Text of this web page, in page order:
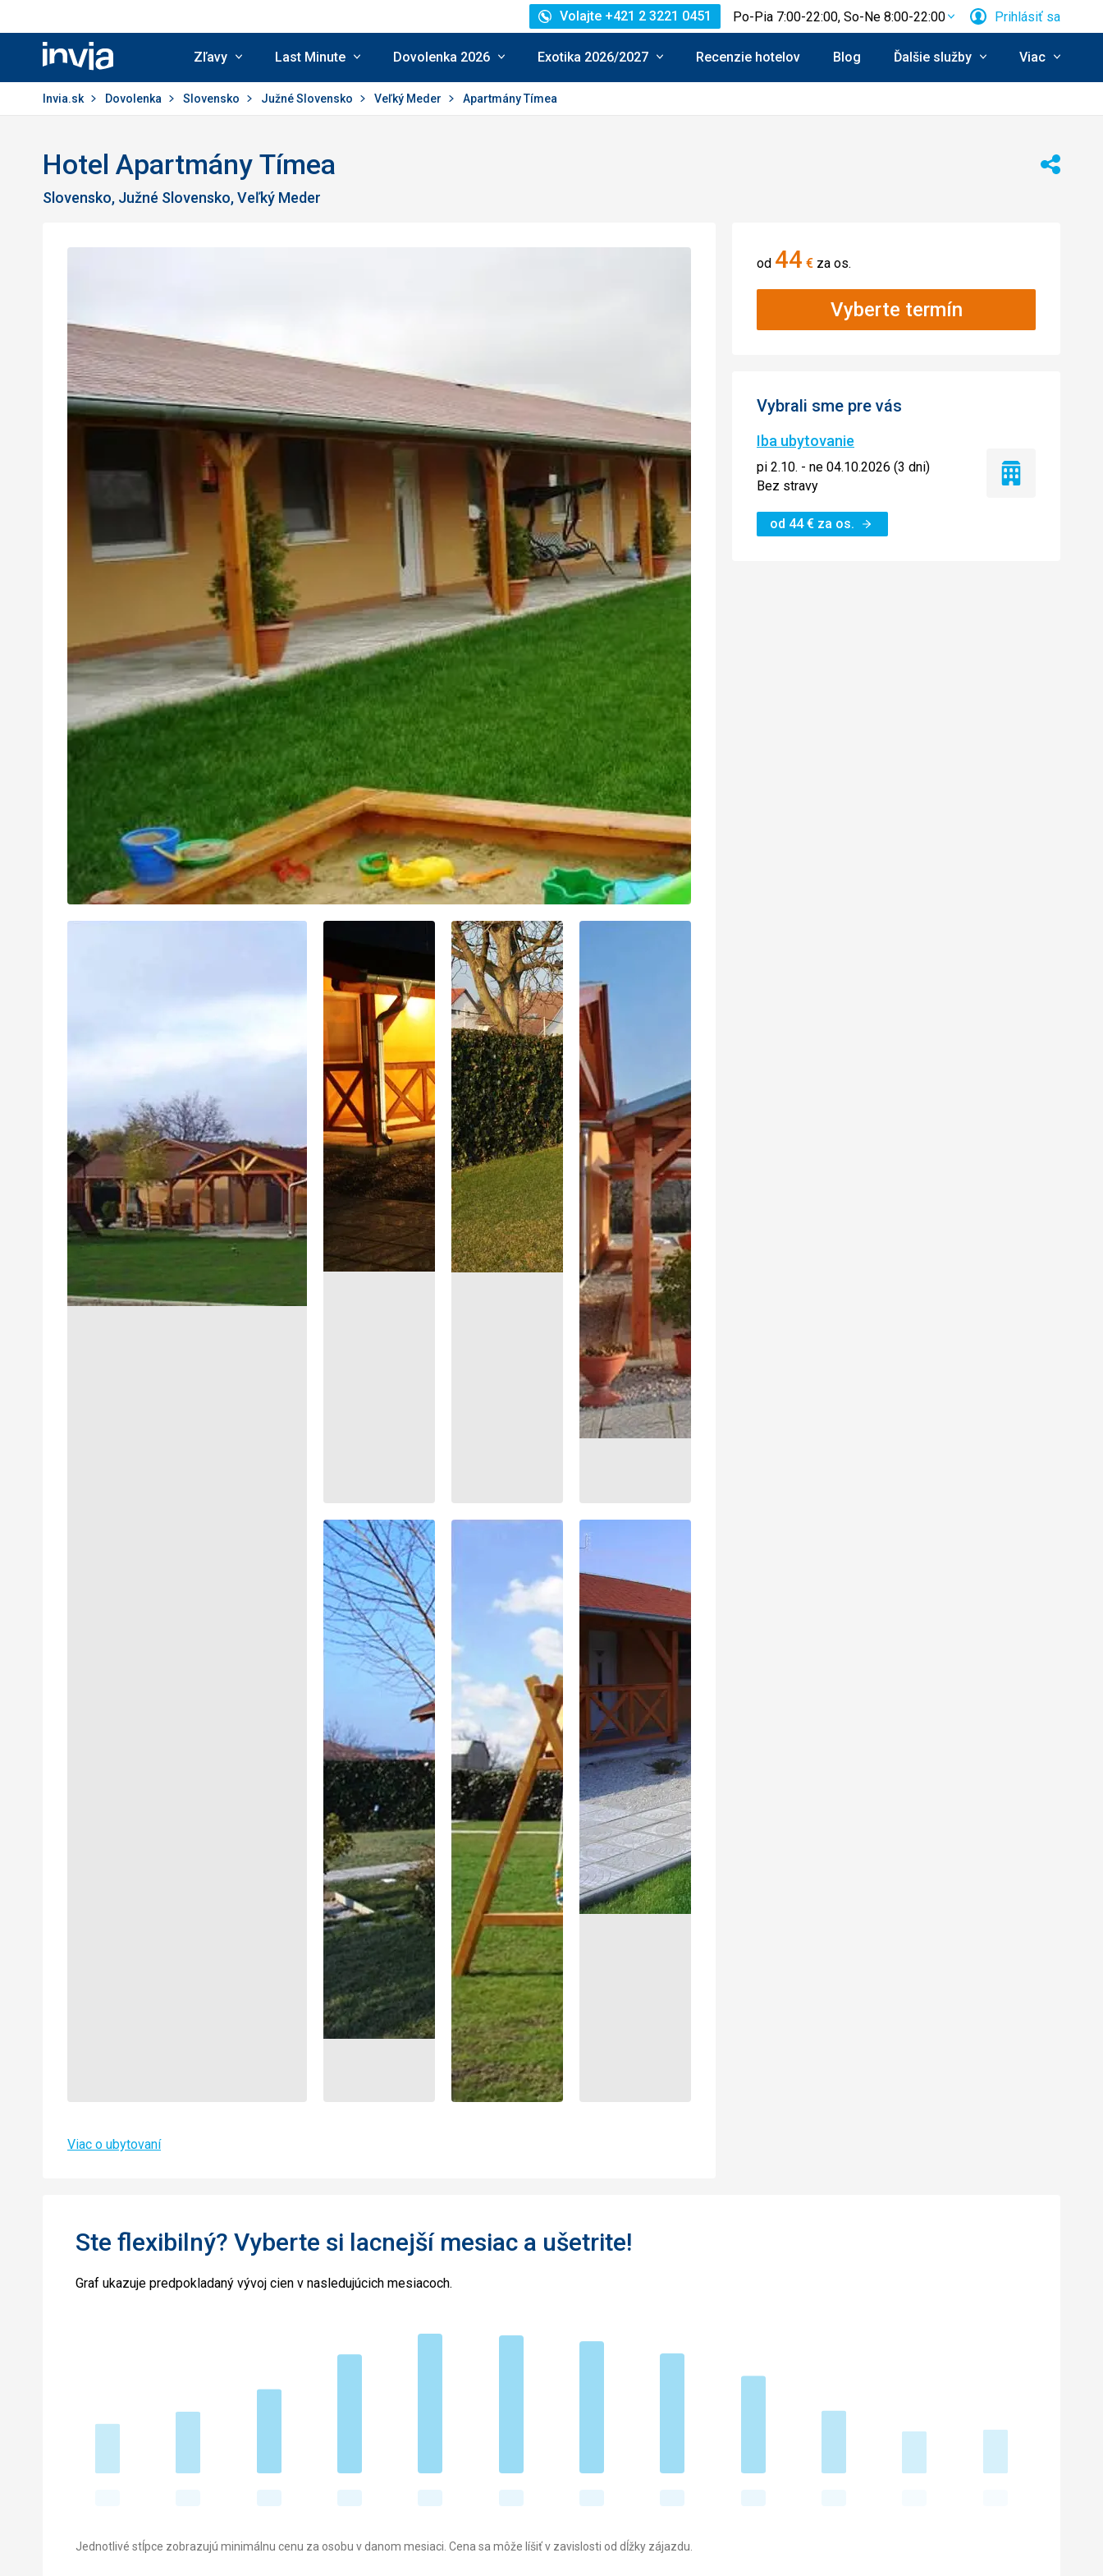
Invia.sk
Volajte +421 2 3221 0451 Po-Pia 7:00-22:00, So-Ne 8:00-22:00 Prihlásiť sa
Zľavy Last Minute Dovolenka 2026 Exotika 2026/2027 Recenzie hotelov Blog Ďalšie služby Viac
Invia.sk Dovolenka Slovensko Južné Slovensko Veľký Meder Apartmány Tímea
Hotel Apartmány Tímea
Slovensko, Južné Slovensko, Veľký Meder
Zdieľať
Viac o ubytovaní
od 44 € za os.
Vyberte termín
Vybrali sme pre vás
Iba ubytovanie
pi 2.10. - ne 04.10.2026 (3 dni)
Bez stravy
od 44 € za os.
Iba
Ste flexibilný? Vyberte si lacnejší mesiac a ušetrite!
Graf ukazuje predpokladaný vývoj cien v nasledujúcich mesiacoch.
Jednotlivé stĺpce zobrazujú minimálnu cenu za osobu v danom mesiaci. Cena sa môže líšiť v zavislosti od dĺžky zájazdu.